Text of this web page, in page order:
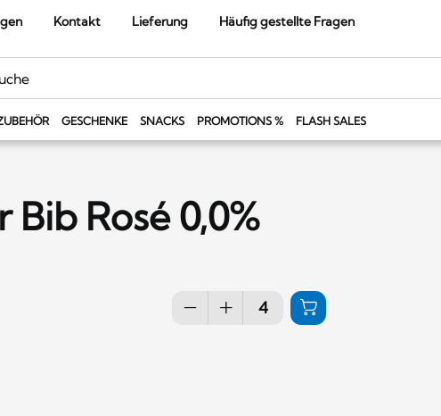
Kontakt Lieferung Häufig gestellte Fragen
GESCHENKE SNACKS PROMOTIONS % FLASH SALES
Rosé 0,0%